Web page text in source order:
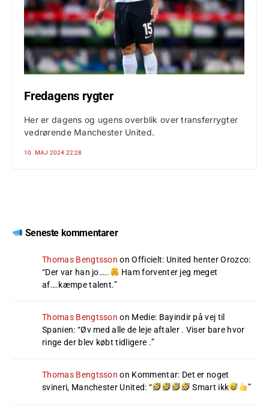
Fredagens rygter
Her er dagens og ugens overblik over transferrygter
vedrørende Manchester United.
10. MAJ 2024 22:28
Seneste kommentarer
Thomas Bengtsson onOfficielt: United henter Orozco:
“Der var han jo…..
Ham forventer jeg meget
af….kæmpe talent.”
Thomas Bengtsson on Medie: Bayindir på vej til
Spanien: “Øv med alle de leje aftaler . Viser bare hvor
ringe der blev købt tidligere .”
Thomas Bengtsson on Kommentar: Det er noget
svineri, Manchester United: “ Smart ikk ”